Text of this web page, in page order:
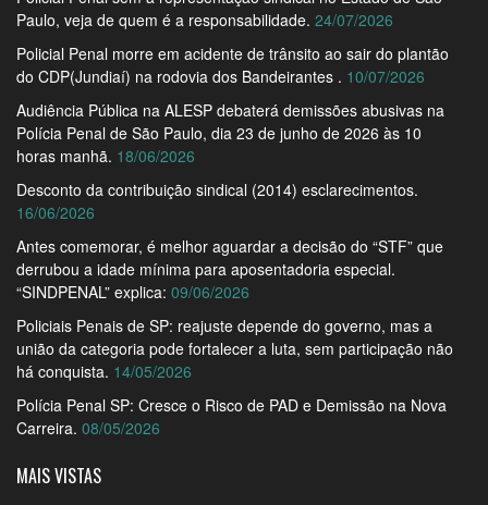
Paulo, veja de quem é a responsabilidade. 24/07/2026
Policial Penal morre em acidente de trânsito ao sair do plantão
do CDP(Jundiaí) na rodovia dos Bandeirantes . 10/07/2026
Audiência Pública na ALESP debaterá demissões abusivas na
Polícia Penal de São Paulo, dia 23 de junho de 2026 às 10
horas manhã. 18/06/2026
Desconto da contribuição sindical (2014) esclarecimentos.
16/06/2026
Antes comemorar, é melhor aguardar a decisão do “STF” que
derrubou a idade mínima para aposentadoria especial.
“SINDPENAL” explica: 09/06/2026
Policiais Penais de SP: reajuste depende do governo, mas a
união da categoria pode fortalecer a luta, sem participação não
há conquista. 14/05/2026
Polícia Penal SP: Cresce o Risco de PAD e Demissão na Nova
Carreira. 08/05/2026
MAIS VISTAS